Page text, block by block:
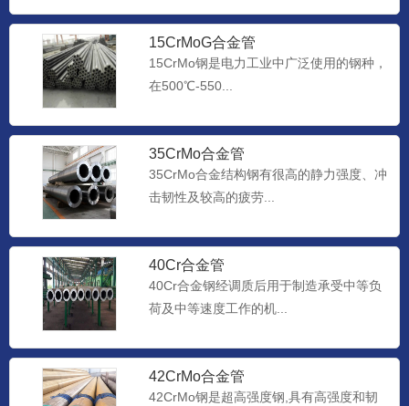
15CrMoG合金管
15CrMo钢是电力工业中广泛使用的钢种，
在500℃-550...
35CrMo合金管
35CrMo合金结构钢有很高的静力强度、冲
击韧性及较高的疲劳...
40Cr合金管
40Cr合金钢经调质后用于制造承受中等负
荷及中等速度工作的机...
42CrMo合金管
42CrMo钢是超高强度钢,具有高强度和韧